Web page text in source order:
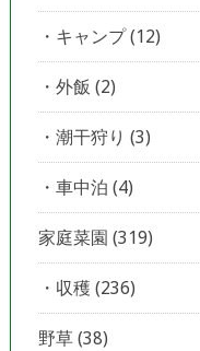
キャンプ(12)
外飯 (2)
潮干狩り (3)
車中泊 (4)
家庭菜園 (319)
収穫 (236)
野草(38)